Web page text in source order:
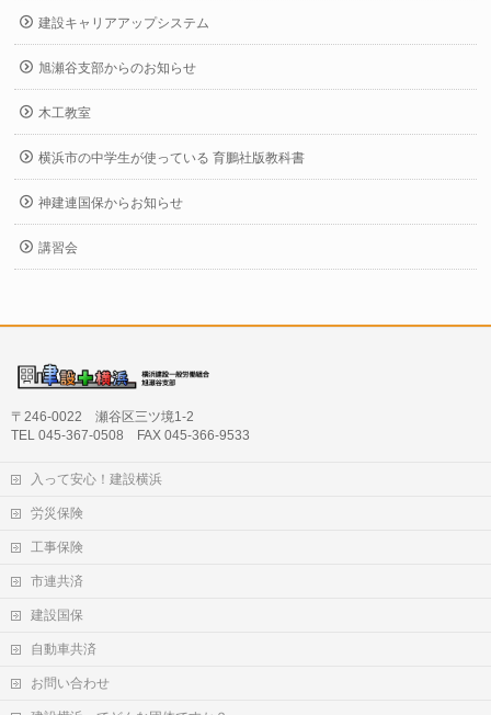
建設キャリアアップシステム
旭瀬谷支部からのお知らせ
木工教室
横浜市の中学生が使っている 育鵬社版教科書
神建連国保からお知らせ
講習会
〒246-0022 瀬谷区三ツ境1-2
TEL 045-367-0508 FAX 045-366-9533
入って安心！建設横浜
労災保険
工事保険
市連共済
建設国保
自動車共済
お問い合わせ